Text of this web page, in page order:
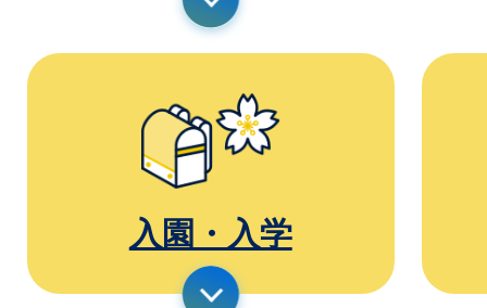
入園・入学